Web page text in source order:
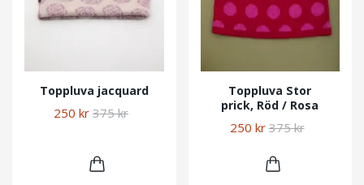
Toppluva jacquard
250 kr 375 kr
Toppluva Stor
prick, Röd / Rosa
250 kr 375 kr